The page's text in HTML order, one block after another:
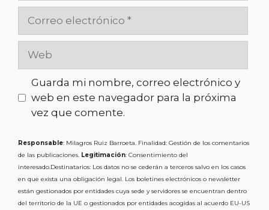
Guarda mi nombre, correo electrónico y
web en este navegador para la próxima
vez que comente.
Responsable: Milagros Ruiz Barroeta. Finalidad: Gestión de los comentarios
de las publicaciones. Legitimación: Consentimiento del
interesado.Destinatarios: Los datos no se cederán a terceros salvo en los casos
en que exista una obligación legal. Los boletines electrónicos o newsletter
están gestionados por entidades cuya sede y servidores se encuentran dentro
del territorio de la UE o gestionados por entidades acogidas al acuerdo EU-US